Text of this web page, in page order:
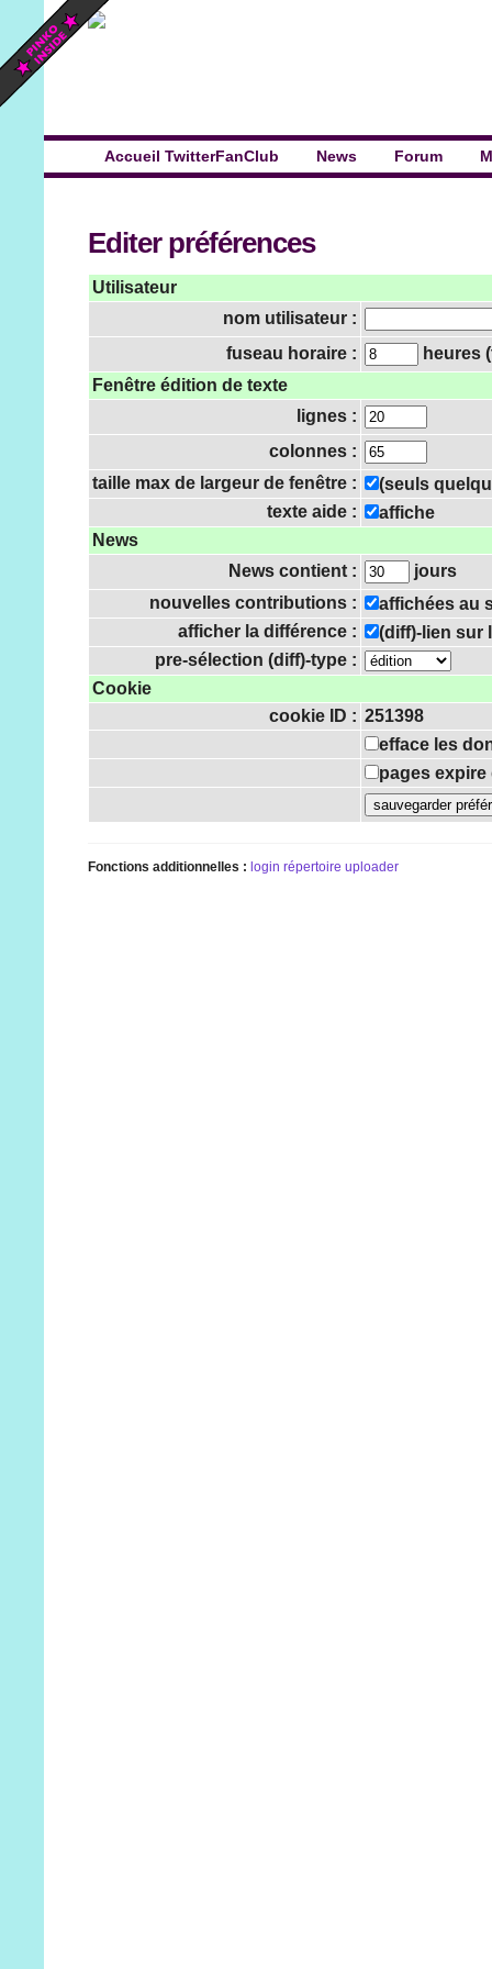
Accueil TwitterFanClub News Forum
Editer préférences
Utilisateur
nom utilisateur :
fuseau horaire :
heures
Fenêtre édition de texte
lignes :
colonnes :
taille max de largeur de fenêtre :
(seuls
texte aide :
affiche
News
News contient :
jours
nouvelles contributions :
affichées au
afficher la différence :
(diff)-lien sur
pre-sélection (diff)-type :
Cookie
cookie ID : 251398
efface les
pages
Fonctions additionnelles : login répertoire uploader